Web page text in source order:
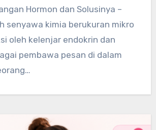
Hormon dan Solusinya –
senyawa kimia berukuran mikro
oleh kelenjar endokrin dan
pembawa pesan di dalam